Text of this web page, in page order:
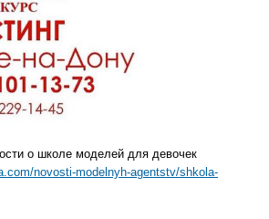
о школе моделей для девочек
novosti-modelnyh-agentstv/shkola-